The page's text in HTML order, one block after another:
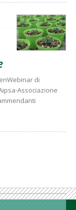
di
Associazione